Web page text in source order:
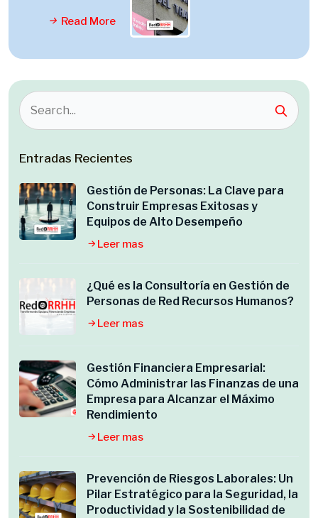
Read More
Entradas Recientes
Gestión de Personas: La Clave para
Construir Empresas Exitosas y
Equipos de Alto Desempeño
Leer mas
¿Qué es la Consultoría en Gestión de
Personas de Red Recursos Humanos?
Leer mas
Gestión Financiera Empresarial:
Cómo Administrar las Finanzas de una
Empresa para Alcanzar el Máximo
Rendimiento
Leer mas
Prevención de Riesgos Laborales: Un
Pilar Estratégico para la Seguridad, la
Productividad y la Sostenibilidad de